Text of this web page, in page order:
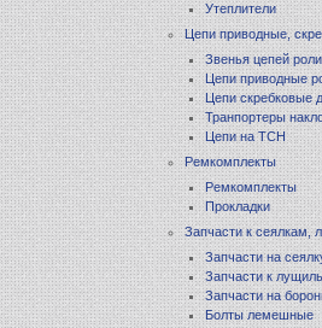
Утеплители
Цепи приводные,
Звенья цепей
Цепи приводные
Цепи скребковые
Транпортеры
Цепи на ТСН
Ремкомплекты
Ремкомплекты
Прокладки
Запчасти к сеялкам,
Запчасти на
Запчасти к
Запчасти на
Болты лемешные